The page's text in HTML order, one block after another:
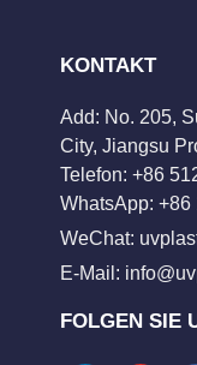
KONTAKT
Add: No. 205,
City, Jiangsu
Telefon: +86
WhatsApp:
WeChat:
E-Mail:
FOLGEN SIE